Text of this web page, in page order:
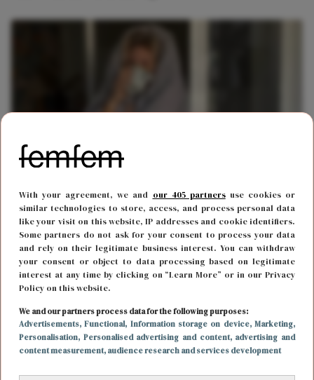
With your agreement, we and our 405 partnersuse cookies or
similar technologies to store, access, and process personal data
like your visit on this website, IP addresses and cookie identifiers.
Some partners do not ask for your consent to process your data
and rely on their legitimate business interest. You can withdraw
your consent or object to data processing based on legitimate
interest at any time by clicking on “Learn More” or in our Privacy
Policy on this website.
We and our partners process data for the following purposes:
Advertisements, Functional, Information storage on device, Marketing,
Personalisation, Personalised advertising and content, advertising and
content measurement, audience research and services development
FUN & LIVING 27 januari 2023 18:45
Welke invloed heeft een volle maan op jou?